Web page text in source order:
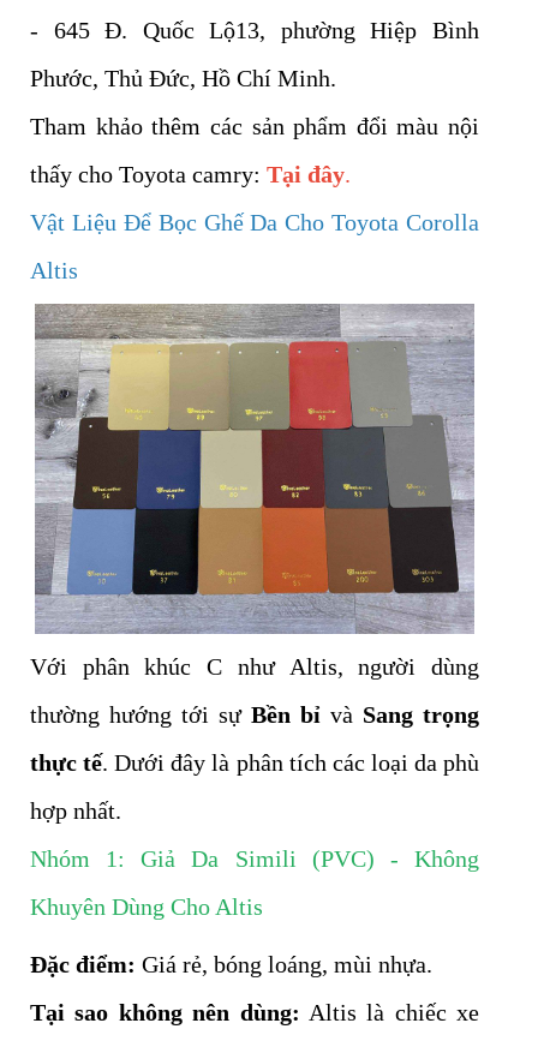
- 645 Đ. Quốc Lộ13, phường Hiệp Bình
Phước, Thủ Đức, Hồ Chí Minh.
Tham khảo thêm các sản phẩm đổi màu nội
thấy cho Toyota camry: Tại đây.
Vật Liệu Để Bọc Ghế Da Cho Toyota Corolla
Altis
Với phân khúc C như Altis, người dùng
thường hướng tới sự Bền bỉ và Sang trọng
thực tế. Dưới đây là phân tích các loại da phù
hợp nhất.
Nhóm 1: Giả Da Simili (PVC) - Không
Khuyên Dùng Cho Altis
Đặc điểm: Giá rẻ, bóng loáng, mùi nhựa.
Tại sao không nên dùng: Altis là chiếc xe